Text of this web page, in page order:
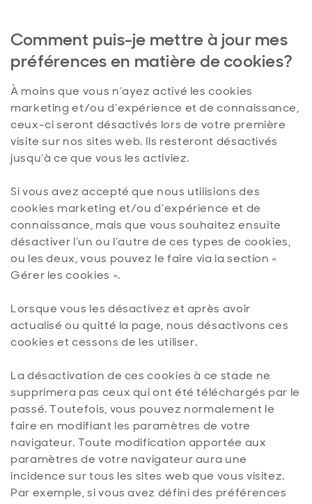
Comment puis-je mettre à jour mes
préférences en matière de cookies?
À moins que vous n’ayez activé les cookies
marketing et/ou d’expérience et de connaissance,
ceux-ci seront désactivés lors de votre première
visite sur nos sites web. Ils resteront désactivés
jusqu’à ce que vous les activiez.
Si vous avez accepté que nous utilisions des
cookies marketing et/ou d’expérience et de
connaissance, mais que vous souhaitez ensuite
désactiver l’un ou l’autre de ces types de cookies,
ou les deux, vous pouvez le faire via la section «
Gérer les cookies ».
Lorsque vous les désactivez et après avoir
actualisé ou quitté la page, nous désactivons ces
cookies et cessons de les utiliser.
La désactivation de ces cookies à ce stade ne
supprimera pas ceux qui ont été téléchargés par le
passé. Toutefois, vous pouvez normalement le
faire en modifiant les paramètres de votre
navigateur. Toute modification apportée aux
paramètres de votre navigateur aura une
incidence sur tous les sites web que vous visitez.
Par exemple, si vous avez défini des préférences